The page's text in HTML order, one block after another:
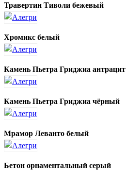
Травертин Тиволи бежевый
Хромикс белый
Камень Пьетра Гриджиа антрацит
Камень Пьетра Гриджиа чёрный
Мрамор Леванто белый
Бетон орнаментальный серый